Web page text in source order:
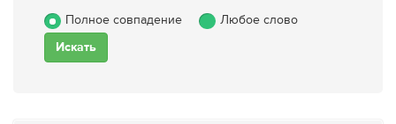
Полное совпадение Любое слово